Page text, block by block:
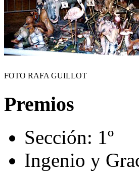
FOTO RAFA GUILLOT
Premios
Sección: 1º
Ingenio y